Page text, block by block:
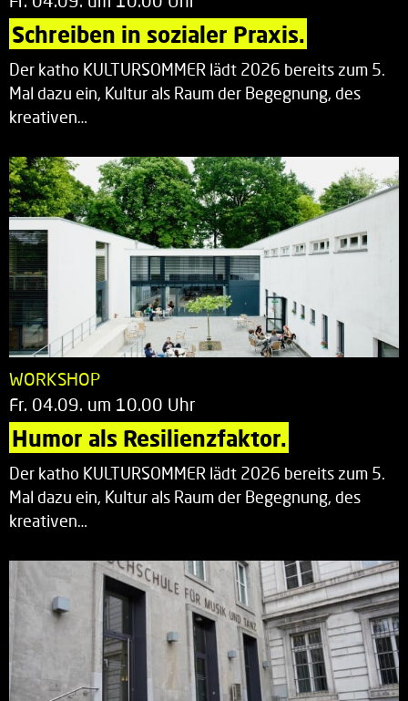
Schreiben in sozialer Praxis.
Der katho KULTURSOMMER lädt 2026 bereits zum 5.
Mal dazu ein, Kultur als Raum der Begegnung, des
kreativen…
WORKSHOP
Fr. 04.09. um 10.00 Uhr
Humor als Resilienzfaktor.
Der katho KULTURSOMMER lädt 2026 bereits zum 5.
Mal dazu ein, Kultur als Raum der Begegnung, des
kreativen…